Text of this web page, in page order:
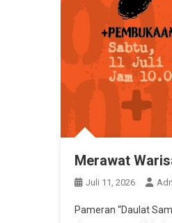
Merawat
Juli 11, 2026
Pameran “Daulat